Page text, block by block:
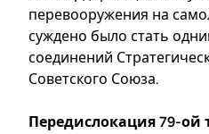
перевооружения на
суждено было стать
соединений
Советского Союза.
Передислокация 79-ой